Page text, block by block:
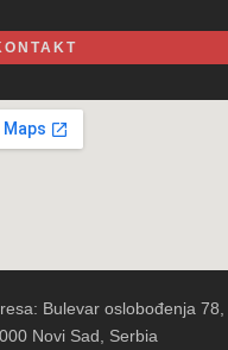
Bulevar oslobođenja
Novi Sad, Serbia